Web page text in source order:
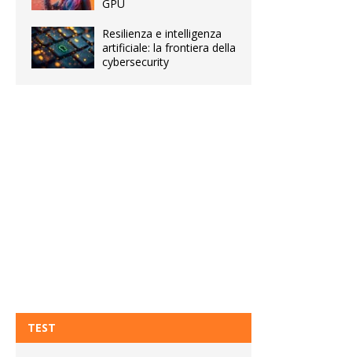
GPU
Resilienza e intelligenza
artificiale: la frontiera della
cybersecurity
TEST